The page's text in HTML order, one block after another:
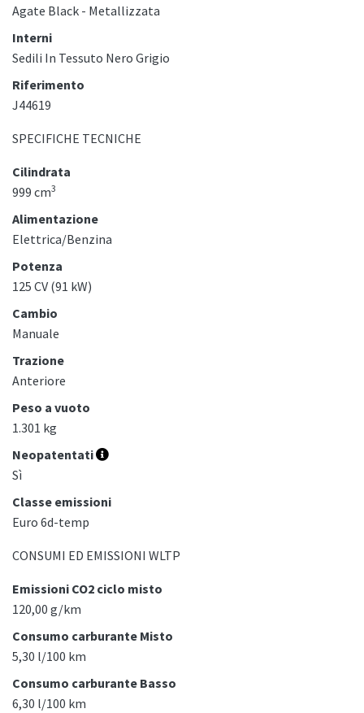
Agate Black - Metallizzata
Interni
Sedili In Tessuto Nero Grigio
Riferimento
J44619
SPECIFICHE TECNICHE
Cilindrata
999 cm3
Alimentazione
Elettrica/Benzina
Potenza
125 CV (91 kW)
Cambio
Manuale
Trazione
Anteriore
Peso a vuoto
1.301 kg
Neopatentati
Sì
Classe emissioni
Euro 6d-temp
CONSUMI ED EMISSIONI WLTP
Emissioni CO2 ciclo misto
120,00 g/km
Consumo carburante Misto
5,30 l/100 km
Consumo carburante Basso
6,30 l/100 km